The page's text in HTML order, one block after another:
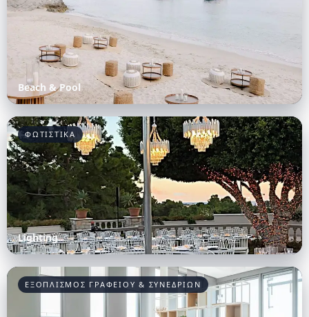
Beach & Pool
ΦΩΤΙΣΤΙΚΑ
Lighting
ΕΞΟΠΛΙΣΜΟΣ ΓΡΑΦΕΙΟΥ & ΣΥΝΕΔΡΙΩΝ